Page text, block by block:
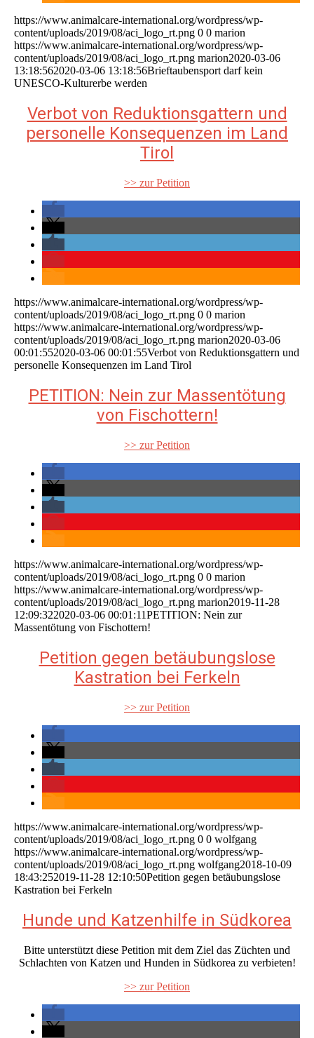
https://www.animalcare-international.org/wordpress/wp-
content/uploads/2019/08/aci_logo_rt.png 0 0 marion
https://www.animalcare-international.org/wordpress/wp-
content/uploads/2019/08/aci_logo_rt.png marion2020-03-06
13:18:562020-03-06 13:18:56Brieftaubensport darf kein
UNESCO-Kulturerbe werden
Verbot von Reduktionsgattern und
personelle Konsequenzen im Land
Tirol
>> zur Petition
https://www.animalcare-international.org/wordpress/wp-
content/uploads/2019/08/aci_logo_rt.png 0 0 marion
https://www.animalcare-international.org/wordpress/wp-
content/uploads/2019/08/aci_logo_rt.png marion2020-03-06
00:01:552020-03-06 00:01:55Verbot von Reduktionsgattern und
personelle Konsequenzen im Land Tirol
PETITION: Nein zur Massentötung
von Fischottern!
>> zur Petition
https://www.animalcare-international.org/wordpress/wp-
content/uploads/2019/08/aci_logo_rt.png 0 0 marion
https://www.animalcare-international.org/wordpress/wp-
content/uploads/2019/08/aci_logo_rt.png marion2019-11-28
12:09:322020-03-06 00:01:11PETITION: Nein zur
Massentötung von Fischottern!
Petition gegen betäubungslose
Kastration bei Ferkeln
>> zur Petition
https://www.animalcare-international.org/wordpress/wp-
content/uploads/2019/08/aci_logo_rt.png 0 0 wolfgang
https://www.animalcare-international.org/wordpress/wp-
content/uploads/2019/08/aci_logo_rt.png wolfgang2018-10-09
18:43:252019-11-28 12:10:50Petition gegen betäubungslose
Kastration bei Ferkeln
Hunde und Katzenhilfe in Südkorea
Bitte unterstützt diese Petition mit dem Ziel das Züchten und
Schlachten von Katzen und Hunden in Südkorea zu verbieten!
>> zur Petition